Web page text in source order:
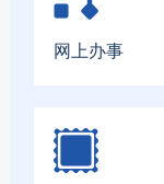
网上办事